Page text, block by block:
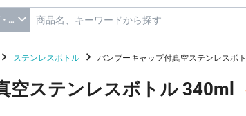
ノベルティ
ステンレスボトル バンブーキャップ付真空ステンレスボ
空ステンレスボトル 340ml